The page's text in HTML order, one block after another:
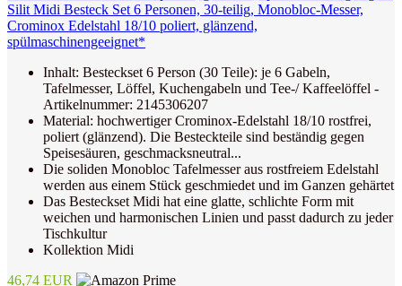
Silit Midi Besteck Set 6 Personen, 30-teilig, Monobloc-Messer,
Crominox Edelstahl 18/10 poliert, glänzend,
spülmaschinengeeignet*
Inhalt: Besteckset 6 Person (30 Teile): je 6 Gabeln,
Tafelmesser, Löffel, Kuchengabeln und Tee-/ Kaffeelöffel -
Artikelnummer: 2145306207
Material: hochwertiger Crominox-Edelstahl 18/10 rostfrei,
poliert (glänzend). Die Besteckteile sind beständig gegen
Speisesäuren, geschmacksneutral...
Die soliden Monobloc Tafelmesser aus rostfreiem Edelstahl
werden aus einem Stück geschmiedet und im Ganzen gehärtet
Das Besteckset Midi hat eine glatte, schlichte Form mit
weichen und harmonischen Linien und passt dadurch zu jeder
Tischkultur
Kollektion Midi
46,74 EUR